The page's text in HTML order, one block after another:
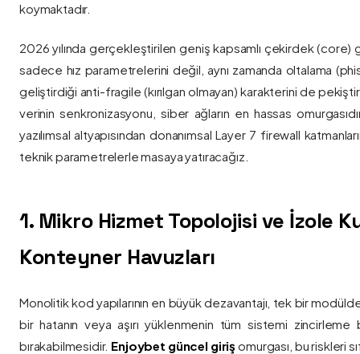
koymaktadır.
2026 yılında gerçekleştirilen geniş kapsamlı çekirdek
sadece hız parametrelerini değil, aynı zamanda oltalama
geliştirdiği anti-fragile (kırılgan olmayan) karakterini de
verinin senkronizasyonu, siber ağların en hassas
yazılımsal altyapısından donanımsal Layer 7 firewall
teknik parametrelerle masaya yatıracağız.
1. Mikro Hizmet Topolojisi ve İzole
Konteyner Havuzları
Monolitik kod yapılarının en büyük dezavantajı, tek bir
bir hatanın veya aşırı yüklenmenin tüm sistemi zincirleme
bırakabilmesidir. Enjoybet güncel giriş omurgası, bu riskleri